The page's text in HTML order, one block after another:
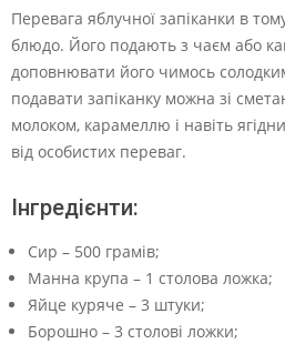
Перевага яблучної запіканки в
блюдо. Його подають з чаєм або
доповнювати його чимось
подавати запіканку можна зі
молоком, карамеллю і навіть
від особистих переваг.
Інгредієнти:
Сир – 500 грамів;
Манна крупа – 1 столова ложка;
Яйце куряче – 3 штуки;
Борошно – 3 столові ложки;